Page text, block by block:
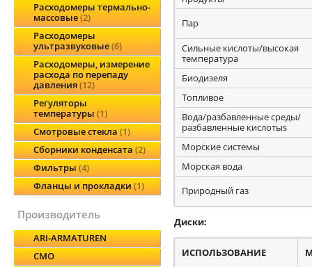
Расходомеры термально-
массовые 2
Расходомеры
ультразвуковые 6
Расходомеры, измерение
расхода по перепаду
давления 12
Регуляторы
температуры 1
Смотровые стекла 1
Сборники конденсата 2
Фильтры 4
Фланцы и прокладки 1
производитель
ARI-ARMATUREN
CMO
Пар
Сильные кислоты/высокая
температура
Биодизеля
Топливоe
Вода/разбавленные среды/
разбавленные кислотыs
Морские системы
Морская вода
Природный газ
Диски:
ИСПОЛЬЗОВАНИЕ